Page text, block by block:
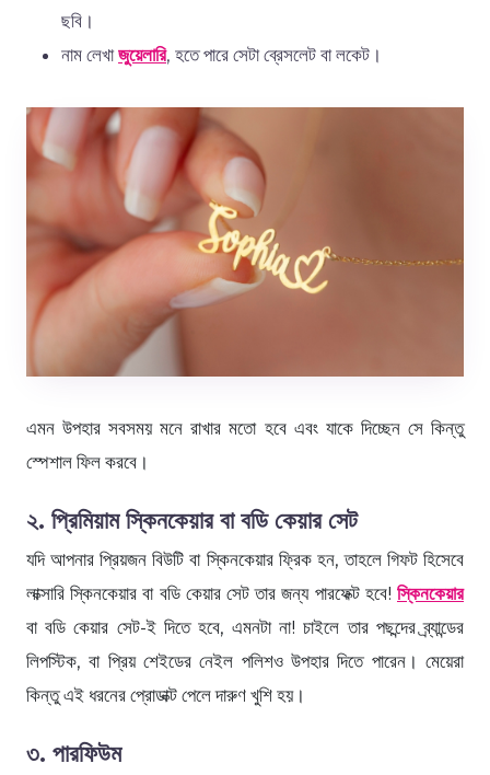
ছবি।
নাম লেখাজুয়েলারি, হতে পারে সেটা ব্রেসলেট বা লকেট।
এমন উপহার সবসময় মনে রাখার মতো হবে এবং যাকে দিচ্ছেন সে কিন্তু
স্পেশাল ফিল করবে।
২. প্রিমিয়াম স্কিনকেয়ার বা বডি কেয়ার সেট
যদি আপনার প্রিয়জন বিউটি বা স্কিনকেয়ার ফ্রিক হন, তাহলে গিফট হিসেবে
লাক্সারি স্কিনকেয়ার বা বডি কেয়ার সেট তার জন্য পারফেক্ট হবে! স্কিনকেয়ার
বা বডি কেয়ার সেট-ই দিতে হবে, এমনটা না! চাইলে তার পছন্দের ব্র্যান্ডের
লিপস্টিক, বা প্রিয় শেইডের নেইল পলিশও উপহার দিতে পারেন। মেয়েরা
কিন্তু এই ধরনের প্রোডাক্ট পেলে দারুণ খুশি হয়।
৩. পারফিউম